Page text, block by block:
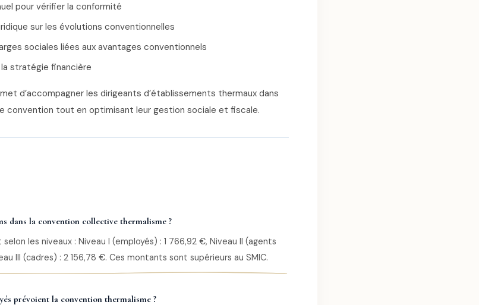
pour vérifier la conformité
sur les évolutions conventionnelles
sociales liées aux avantages conventionnels
stratégie financière
d’accompagner les dirigeants d’établissements thermaux dans
convention tout en optimisant leur gestion sociale et fiscale.
dans la convention collective thermalisme ?
les niveaux : Niveau I (employés) : 1 766,92 €, Niveau II (agents
III (cadres) : 2 156,78 €. Ces montants sont supérieurs au SMIC.
prévoient la convention thermalisme ?